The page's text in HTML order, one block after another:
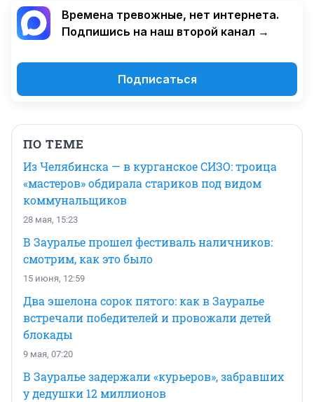
Времена тревожные, нет интернета.
Подпишись на наш второй канал →
Подписаться
ПО ТЕМЕ
Из Челябинска — в курганское СИЗО: троица
«мастеров» обдирала стариков под видом
коммунальщиков
28 мая, 15:23
В Зауралье прошел фестиваль наличников:
смотрим, как это было
15 июня, 12:59
Два эшелона сорок пятого: как в Зауралье
встречали победителей и провожали детей
блокады
9 мая, 07:20
В Зауралье задержали «курьеров», забравших
у дедушки 12 миллионов